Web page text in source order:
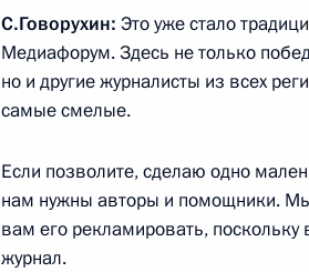
8 апреля 2016 года, 14:50 Москва,
8 апреля 2016 года, 13:50
С.Говорухин: Это уже стало
Медиафорум. Здесь не только
но и другие журналисты из всех
самые смелые.
Если позволите, сделаю одно
нам нужны авторы и помощники. Мы
вам его рекламировать, поскольку
журнал.